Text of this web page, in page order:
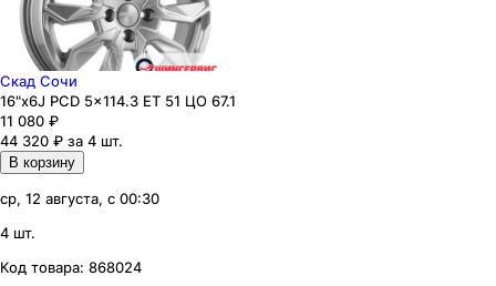
Скад Сочи
16"x6J PCD 5x114.3 ЕТ 51 ЦО 67.1
11 080 ₽
44 320 ₽ за 4 шт.
В корзину
ср, 12 августа, с 00:30
4 шт.
Код товара: 868024